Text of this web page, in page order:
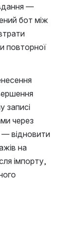
—
бот між
повторної
записі
через
— відновити
на
імпорту,